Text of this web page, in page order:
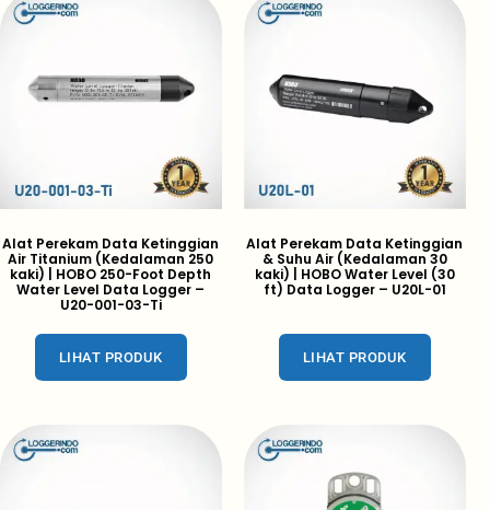
Alat Perekam Data Ketinggian
Air Titanium (Kedalaman 250
kaki) | HOBO 250-Foot Depth
Water Level Data Logger –
U20-001-03-Ti
LIHAT PRODUK
Alat Perekam Data Ketinggian
& Suhu Air (Kedalaman 30
kaki) | HOBO Water Level (30
ft) Data Logger – U20L-01
LIHAT PRODUK